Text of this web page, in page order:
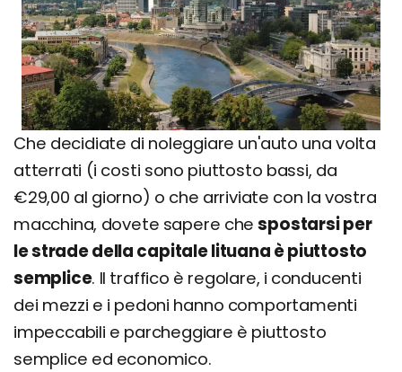
Che decidiate di noleggiare un'auto una volta
atterrati (i costi sono piuttosto bassi, da
€29,00 al giorno) o che arriviate con la vostra
macchina, dovete sapere chespostarsi per
le strade della capitale lituana è piuttosto
semplice. Il traffico è regolare, i conducenti
dei mezzi e i pedoni hanno comportamenti
impeccabili e parcheggiare è piuttosto
semplice ed economico.